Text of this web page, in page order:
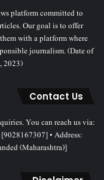
platform committed to
Our goal is to offer
with a platform where
journalism. (Date of
2023)
Contact Us
You can reach us via:
• Address:
(Maharashtra)]